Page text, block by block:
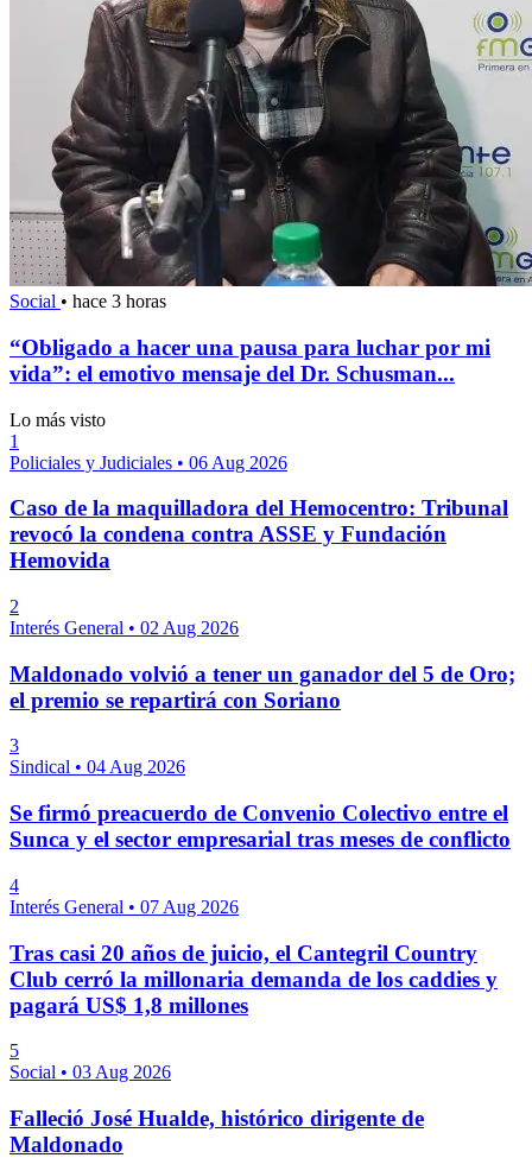
Social • hace 3 horas
“Obligado a hacer una pausa para luchar por mi
vida”: el emotivo mensaje del Dr. Schusman...
Lo más visto
1
Policiales y Judiciales • 06 Aug 2026
Caso de la maquilladora del Hemocentro: Tribunal
revocó la condena contra ASSE y Fundación
Hemovida
2
Interés General • 02 Aug 2026
Maldonado volvió a tener un ganador del 5 de Oro;
el premio se repartirá con Soriano
3
Sindical • 04 Aug 2026
Se firmó preacuerdo de Convenio Colectivo entre el
Sunca y el sector empresarial tras meses de conflicto
4
Interés General • 07 Aug 2026
Tras casi 20 años de juicio, el Cantegril Country
Club cerró la millonaria demanda de los caddies y
pagará US$ 1,8 millones
5
Social • 03 Aug 2026
Falleció José Hualde, histórico dirigente de
Maldonado